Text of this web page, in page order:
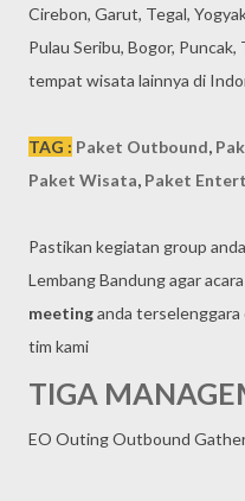
Cirebon, Garut, Tegal,
Pulau Seribu, Bogor,
tempat wisata lainnya di
TAG : Paket Outbound,
Paket Wisata, Paket
Pastikan kegiatan group
Lembang Bandung agar acara
meetinganda terselenggara
tim kami
TIGA
EO Outing Outbound